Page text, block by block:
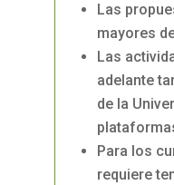
Las
mayores
Las
adelante
de la
Para los
requiere